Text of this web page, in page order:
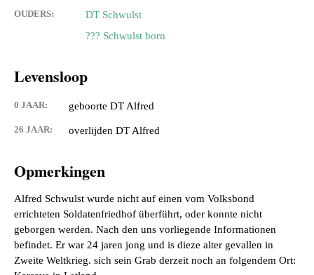
OUDERS:
DT Schwulst
??? Schwulst born
Levensloop
0 JAAR: geboorte DT Alfred
26 JAAR: overlijden DT Alfred
Opmerkingen
Alfred Schwulst wurde nicht auf einen vom Volksbond
errichteten Soldatenfriedhof überführt, oder konnte nicht
geborgen werden. Nach den uns vorliegende Informationen
befindet. Er war 24 jaren jong und is dieze alter gevallen in
Zweite Weltkrieg. sich sein Grab derzeit noch an folgendem Ort: